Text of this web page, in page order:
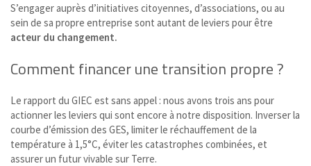
S’engager auprès d’initiatives citoyennes, d’associations, ou au
sein de sa propre entreprise sont autant de leviers pour être
acteur du changement.
Comment financer une transition propre ?
Le rapport du GIEC est sans appel : nous avons trois ans pour
actionner les leviers qui sont encore à notre disposition. Inverser la
courbe d’émission des GES, limiter le réchauffement de la
température à 1,5°C, éviter les catastrophes combinées, et
assurer un futur vivable sur Terre.